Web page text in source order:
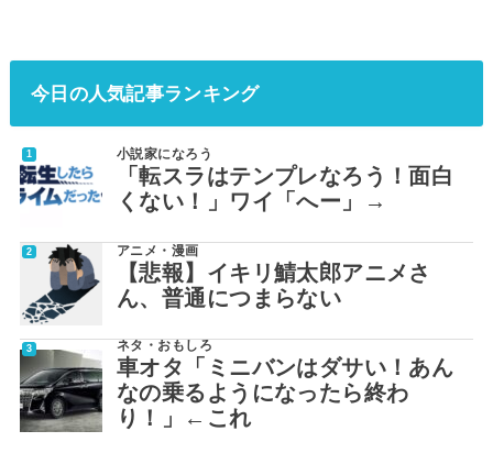
今日の人気記事ランキング
小説家になろう
「転スラはテンプレなろう！面白
くない！」ワイ「へー」→
アニメ・漫画
【悲報】イキリ鯖太郎アニメさ
ん、普通につまらない
ネタ・おもしろ
車オタ「ミニバンはダサい！あん
なの乗るようになったら終わ
り！」←これ